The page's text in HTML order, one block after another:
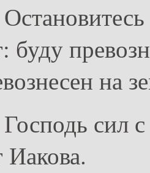
буду
на
сил
Иакова.